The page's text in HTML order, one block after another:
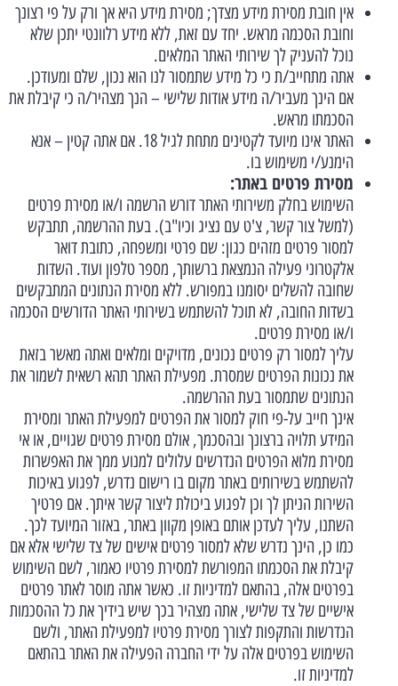
אין חובת מסירת מידע מצדך; מסירת מידע היא אך ורק על פי רצונך
וחובת הסכמה מראש. יחד עם זאת, ללא מידע רלוונטי יתכן שלא
נוכל להעניק לך שירותי האתר המלאים.
אתה מתחייב/ת כי כל מידע שתמסור לנו הוא נכון, שלם ומעודכן.
אם הינך מעביר/ה מידע אודות שלישי – הנך מצהיר/ה כי קיבלת את
הסכמתו מראש.
האתר אינו מיועד לקטינים מתחת לגיל 18. אם אתה קטין – אנא
הימנע/י משימוש בו.
מסירת פרטים באתר:
השימוש בחלק משירותי האתר דורש הרשמה ו/או מסירת פרטים
(למשל צור קשר, צ'ט עם נציג וכיו"ב). בעת ההרשמה, תתבקש
למסור פרטים מזהים כגון: שם פרטי ומשפחה, כתובת דואר
אלקטרוני פעילה הנמצאת ברשותך, מספר טלפון ועוד. השדות
שחובה להשלים יסומנו במפורש. ללא מסירת הנתונים המתבקשים
בשדות החובה, לא תוכל להשתמש בשירותי האתר הדורשים הסכמה
ו/או מסירת פרטים.
עליך למסור רק פרטים נכונים, מדויקים ומלאים ואתה מאשר בזאת
את נכונות הפרטים שמסרת. מפעילת האתר תהא רשאית לשמור את
הנתונים שתמסור בעת ההרשמה.
אינך חייב על-פי חוק למסור את הפרטים למפעילת האתר ומסירת
המידע תלויה ברצונך ובהסכמך, אולם מסירת פרטים שגויים, או אי
מסירת מלוא הפרטים הנדרשים עלולים למנוע ממך את האפשרות
להשתמש בשירותים באתר מקום בו רישום נדרש, לפגוע באיכות
השירות הניתן לך וכן לפגוע ביכולת ליצור קשר איתך. אם פרטיך
השתנו, עליך לעדכן אותם באופן מקוון באתר, באזור המיועד לכך.
כמו כן, הינך נדרש שלא למסור פרטים אישים של צד שלישי אלא אם
קיבלת את הסכמתו המפורשת למסירת פרטיו כאמור, לשם השימוש
בפרטים אלה, בהתאם למדיניות זו. כאשר אתה מוסר לאתר פרטים
אישיים של צד שלישי, אתה מצהיר בכך שיש בידיך את כל ההסכמות
הנדרשות והתקפות לצורך מסירת פרטיו למפעילת האתר, ולשם
השימוש בפרטים אלה על ידי החברה הפעילה את האתר בהתאם
למדיניות זו.